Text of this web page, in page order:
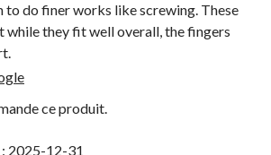
to do finer works like screwing. These
while they fit well overall, the fingers
ce produit.
2025-12-31